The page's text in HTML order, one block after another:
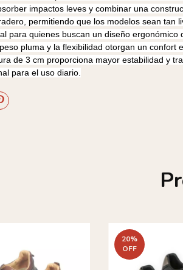
impactos leves y combinar una
permitiendo que los modelos sean tan
para quienes buscan un diseño
pluma y la flexibilidad otorgan un confort
de 3 cm proporciona mayor estabilidad y
para el uso diario.
20%
OFF